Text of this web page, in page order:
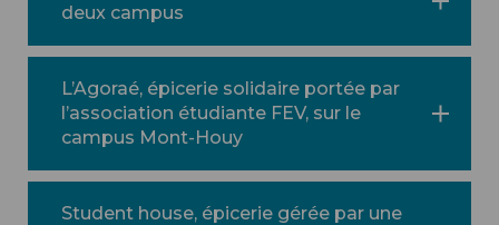
deux campus
L’Agoraé, épicerie solidaire portée par
l’association étudiante FEV, sur le
campus Mont-Houy
Student house, épicerie gérée par une